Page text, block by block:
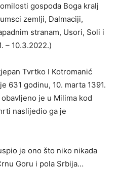
gospoda Boga kralj
zemlji, Dalmaciji,
stranam, Usori, Soli i
– 10.3.2022.)
Tvrtko I Kotromanić
631 godinu, 10. marta 1391.
je u Milima kod
naslijedio ga je
je ono što niko nikada
Goru i pola Srbija…